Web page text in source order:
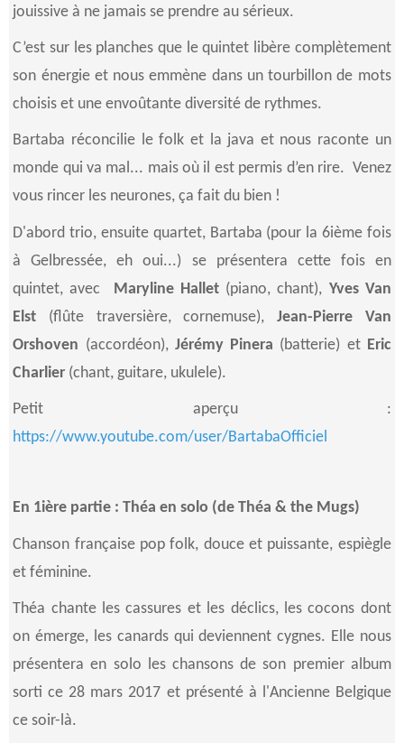
jouissive à ne jamais se prendre au sérieux.
C’est sur les planches que le quintet libère complètement
son énergie et nous emmène dans un tourbillon de mots
choisis et une envoûtante diversité de rythmes.
Bartaba réconcilie le folk et la java et nous raconte un
monde qui va mal... mais où il est permis d’en rire. Venez
vous rincer les neurones, ça fait du bien !
D'abord trio, ensuite quartet, Bartaba (pour la 6ième fois
à Gelbressée, eh oui...) se présentera cette fois en
quintet, avec Maryline Hallet (piano, chant), Yves Van
Elst (flûte traversière, cornemuse),Jean-Pierre Van
Orshoven (accordéon), Jérémy Pinera (batterie) et Eric
Charlier (chant, guitare, ukulele).
Petit aperçu :
https://www.youtube.com/user/BartabaOfficiel
En 1ière partie : Théa en solo (de Théa & the Mugs)
Chanson française pop folk, douce et puissante, espiègle
et féminine.
Théa chante les cassures et les déclics, les cocons dont
on émerge, les canards qui deviennent cygnes. Elle nous
présentera en solo les chansons de son premier album
sorti ce 28 mars 2017 et présenté à l'Ancienne Belgique
ce soir-là.